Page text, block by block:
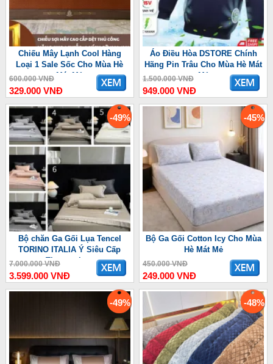
Chiếu Mây Lạnh Cool Hàng
Loại 1 Sale Sốc Cho Mùa Hè
Mát Mẻ
600.000 VNĐ
329.000 VNĐ
Áo Điều Hòa DSTORE Chính
Hãng Pin Trâu Cho Mùa Hè Mát
Mẻ
1.500.000 VNĐ
949.000 VNĐ
-49%
Bộ chăn Ga Gối Lụa Tencel
TORINO ITALIA Ý Siêu Cấp
Thượng Lưu
7.000.000 VNĐ
3.599.000 VNĐ
-45%
Bộ Ga Gối Cotton Icy Cho Mùa
Hè Mát Mẻ
450.000 VNĐ
249.000 VNĐ
-49% -48%